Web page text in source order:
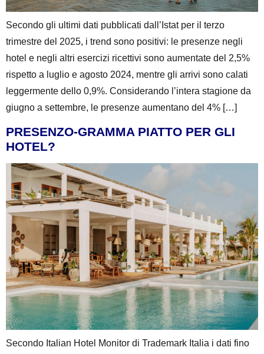
Secondo gli ultimi dati pubblicati dall’Istat per il terzo
trimestre del 2025, i trend sono positivi: le presenze negli
hotel e negli altri esercizi ricettivi sono aumentate del 2,5%
rispetto a luglio e agosto 2024, mentre gli arrivi sono calati
leggermente dello 0,9%. Considerando l’intera stagione da
giugno a settembre, le presenze aumentano del 4% […]
PRESENZO-GRAMMA PIATTO PER GLI
HOTEL?
Secondo Italian Hotel Monitor di Trademark Italia i dati fino